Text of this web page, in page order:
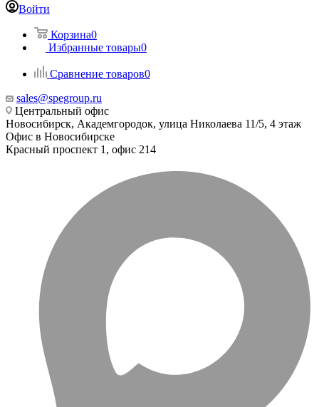
Войти
Корзина0
Избранные товары0
Сравнение товаров0
sales@spegroup.ru
Центральный офис
Новосибирск, Академгородок, улица Николаева 11/5, 4 этаж
Офис в Новосибирске
Красный проспект 1, офис 214